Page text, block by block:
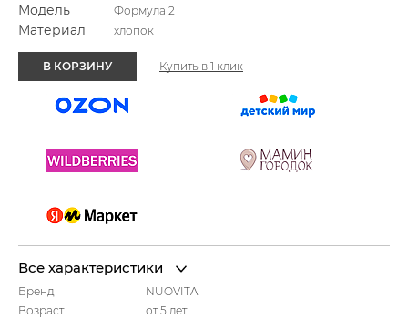
Модель Формула 2
Материал хлопок
В КОРЗИНУ Купить в 1 клик
Все характеристики
Бренд
NUOVITA
Возраст
от 5 лет